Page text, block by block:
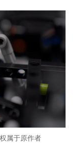
属于原作者